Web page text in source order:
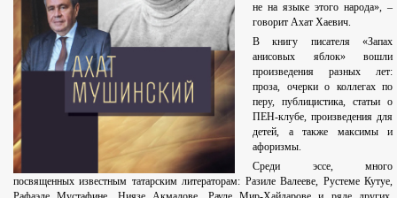
не на языке этого народа», –
говорит Ахат Хаевич.
В книгу писателя «Запах
анисовых яблок» вошли
произведения разных лет:
проза, очерки о коллегах по
перу, публицистика, статьи о
ПЕН-клубе, произведения для
детей, а также максимы и
афоризмы.
Среди эссе, много
посвященных известным татарским литераторам: Разиле Валееве, Рустеме Кутуе,